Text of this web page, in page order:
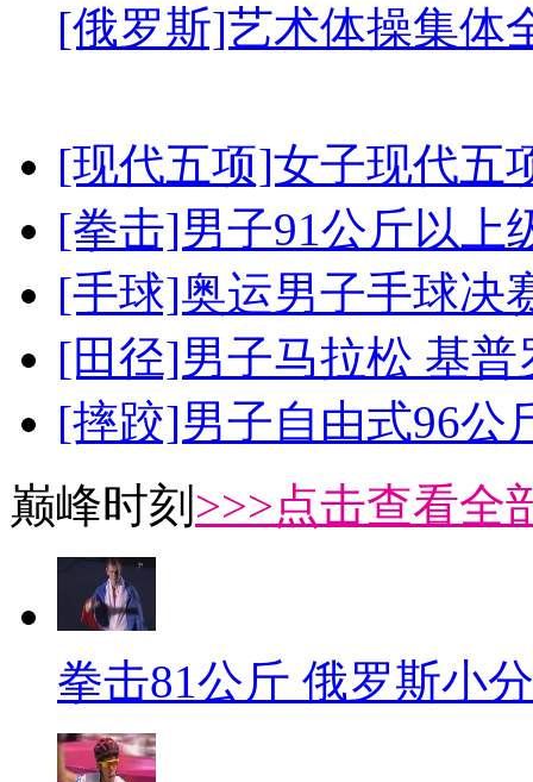
[俄罗斯]艺术体操集体
[现代五项]女子现代五
[拳击]男子91公斤以上
[手球]奥运男子手球决
[田径]男子马拉松 基
[摔跤]男子自由式96公
巅峰时刻 >>>点击查看全
拳击81公斤 俄罗斯小